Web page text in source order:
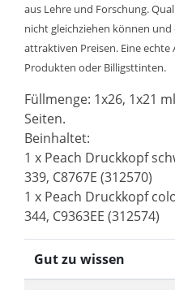
aus Lehre und Forschung.
nicht gleichziehen können
attraktiven Preisen. Eine
Produkten oder Billigsttinten.
Füllmenge: 1x26, 1x21
Seiten.
Beinhaltet:
1 x Peach Druckkopf
339, C8767E (312570)
1 x Peach Druckkopf
344, C9363EE (312574)
Gut zu wissen